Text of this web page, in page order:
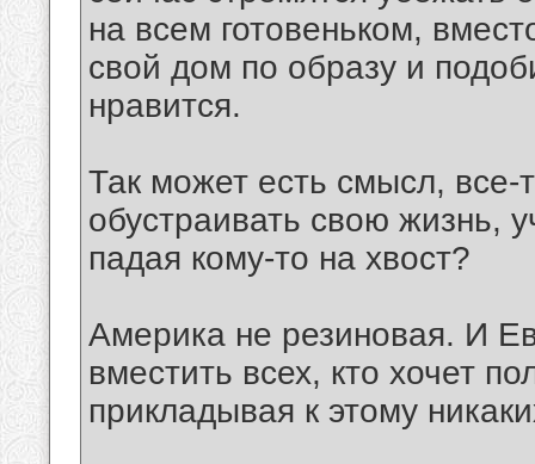
на всем готовеньком,
свой дом по образу и
нравится.
Так может есть смысл, все-
обустраивать свою жизнь,
падая кому-то на хвост?
Америка не резиновая. И
вместить всех, кто хочет
прикладывая к этому